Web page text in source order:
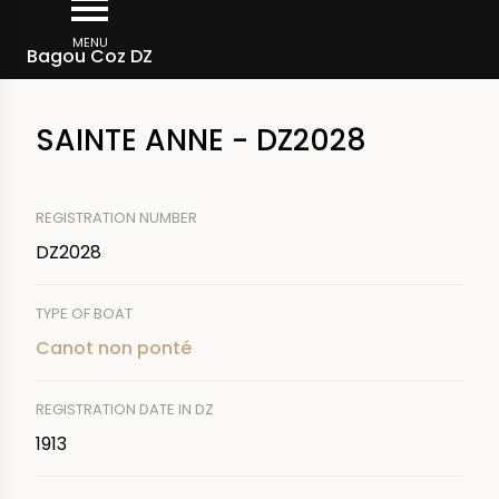
main
MENU
Bagou Coz DZ
Breadcrumb
SAINTE ANNE - DZ2028
REGISTRATION NUMBER
DZ2028
TYPE OF BOAT
Canot non ponté
REGISTRATION DATE IN DZ
1913